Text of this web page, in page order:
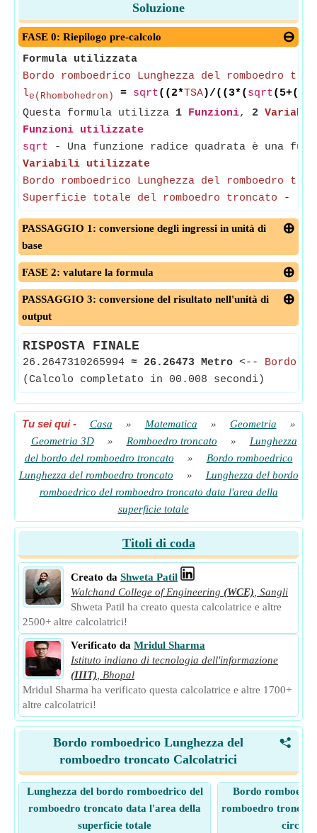
Soluzione
FASE 0: Riepilogo pre-calcolo
Formula utilizzata
Bordo romboedrico Lunghezza del romboedro
le(Rhombohedron) = sqrt((2*TSA)/((3*( sqrt(5+(2*
Questa formula utilizza 1 Funzioni, 2
Funzioni utilizzate
sqrt - Una funzione radice quadrata è una
Variabili utilizzate
Bordo romboedrico Lunghezza del romboedro
Superficie totale del romboedro troncato -
PASSAGGIO 1: conversione degli ingressi in unità di
base
FASE 2: valutare la formula
PASSAGGIO 3: conversione del risultato nell'unità di
output
RISPOSTA FINALE
26.2647310265994 ≈ 26.26473 Metro <-- Bordo
(Calcolo completato in 00.008 secondi)
Tu sei qui- Casa » Matematica » Geometria
»
Geometria 3D
» Romboedro troncato »
Lunghezza
del bordo del romboedro troncato
»
Bordo romboedrico
Lunghezza del romboedro troncato
»
Lunghezza del bordo
romboedrico del romboedro troncato data l'area della
superficie totale
Titoli di coda
Creato da Shweta Patil
Walchand College of Engineering (WCE) Sangli
Shweta Patil ha creato questa calcolatrice e altre
2500+ altre calcolatrici!
Verificato da Mridul Sharma
Istituto indiano di tecnologia dell'informazione
(IIIT)
Bhopal
Mridul Sharma ha verificato questa calcolatrice e altre 1700+
altre calcolatrici!
<
Bordo romboedrico Lunghezza del
romboedro troncato Calcolatrici
Lunghezza del bordo romboedrico del
romboedro troncato data l'area della
superficie totale
Bordo
romboedro